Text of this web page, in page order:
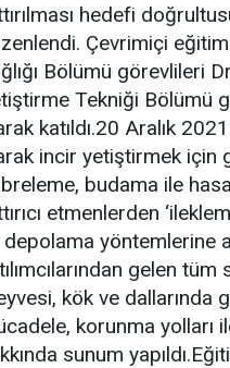
hedefi
Çevrimiçi
Bölümü görevlileri
Tekniği Bölümü
katıldı.20 Aralık
incir yetiştirmek için
budama ile
etmenlerden
depolama yöntemlerine
gelen
kök ve dallarında
korunma yolları
sunum